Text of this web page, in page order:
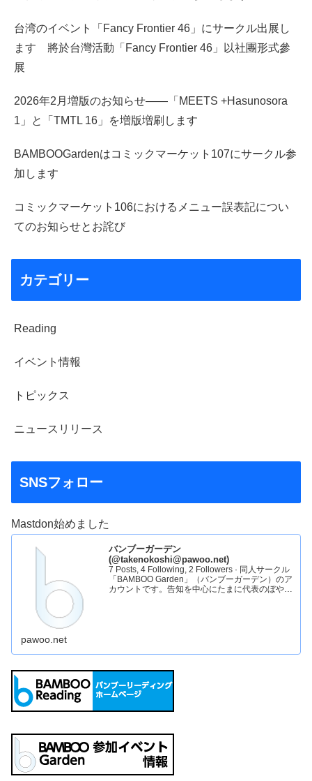
台湾のイベント「Fancy Frontier 46」にサークル出展し
ます 將於台灣活動「Fancy Frontier 46」以社團形式參
展
2026年2月増版のお知らせ――「MEETS +Hasunosora
1」と「TMTL 16」を増版増刷します
BAMBOOGardenはコミックマーケット107にサークル参
加します
コミックマーケット106におけるメニュー誤表記につい
てのお知らせとお詫び
カテゴリー
Reading
イベント情報
トピックス
ニュースリリース
SNSフォロー
Mastdon始めました
バンブーガーデン
(@takenokoshi@pawoo.net)
7 Posts, 4 Following, 2 Followers · 同人サークル
「BAMBOO Garden」（バンブーガーデン）のア
カウントです。告知を中心にたまに代表のぼやき
pawoo.net